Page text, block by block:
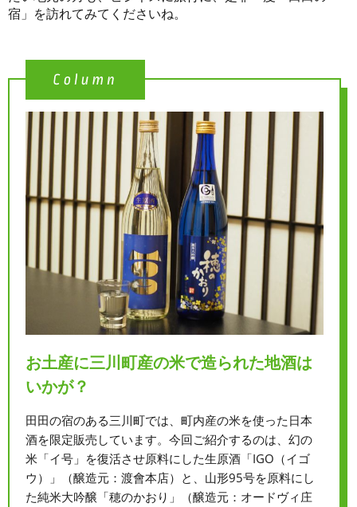
宿」を訪れてみてくださいね。
お土産に三川町産の米で造られた地酒は
いかが？
田田の宿のある三川町では、町内産の米を使った日本
酒を限定販売しています。今回ご紹介するのは、幻の
米「イ号」を復活させ原料にした生原酒「IGO（イゴ
ウ）」（醸造元：渡會本店）と、山形95号を原料にし
た純米大吟醸「穂のかおり」（醸造元：オードヴィ庄